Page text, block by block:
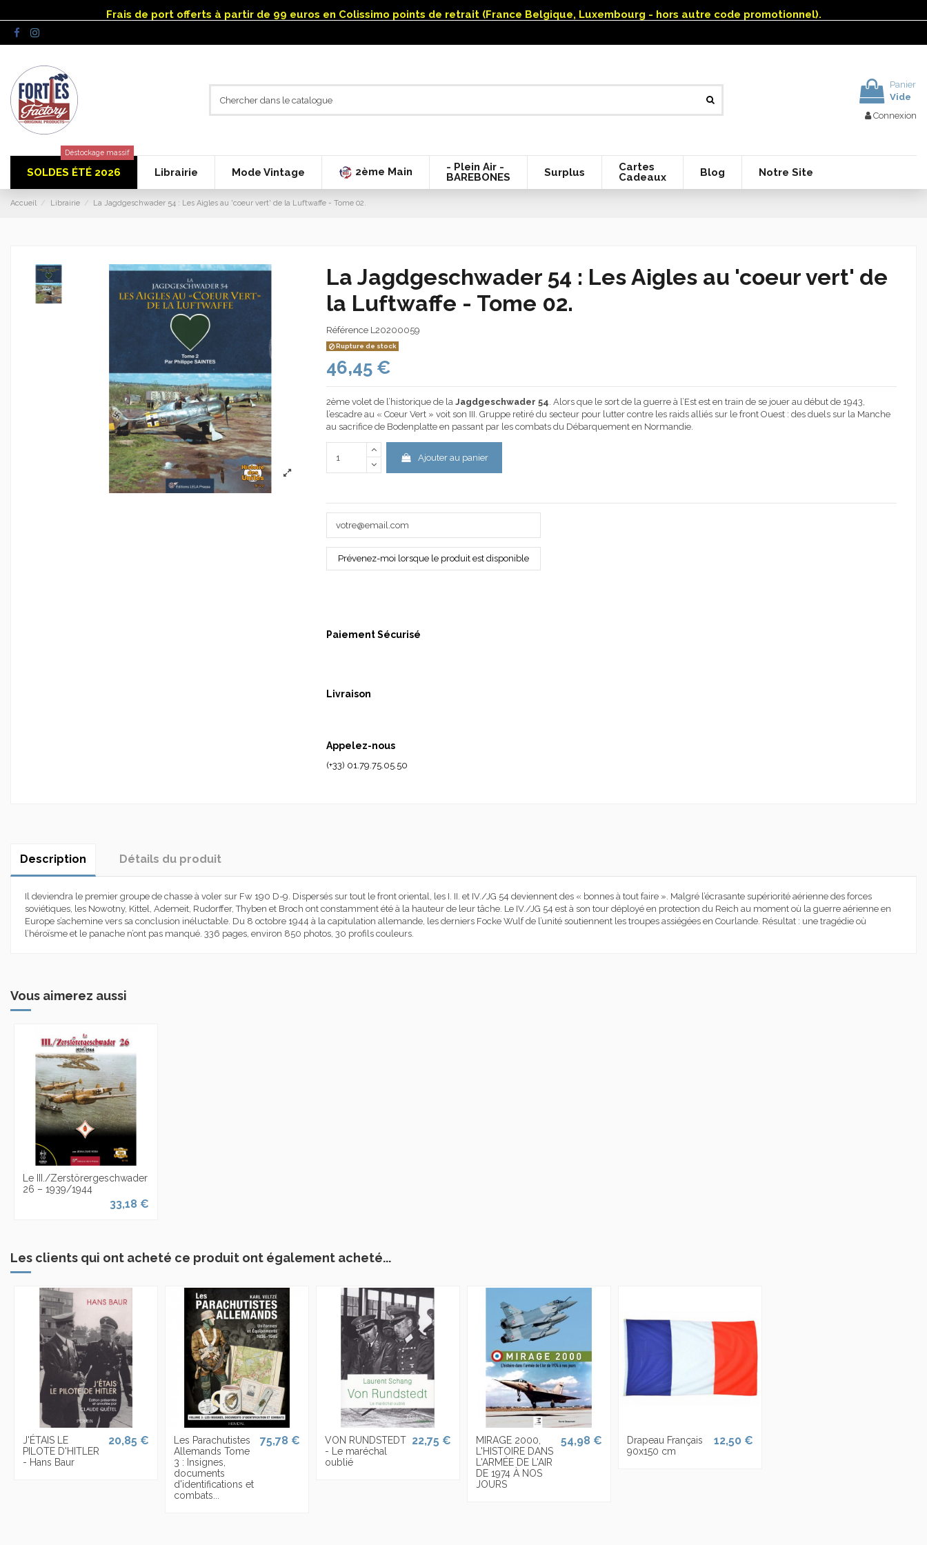
Frais de port offerts à partir de 99 euros en Colissimo points de retrait (France Belgique, Luxembourg - hors autre code promotionnel).
Panier
Vide
Connexion
SOLDES ÉTÉ 2026
Déstockage massif
Librairie Mode Vintage 2ème Main
- Plein Air -
BAREBONES
Surplus
Cartes
Cadeaux
Blog Notre Site
Accueil Librairie La Jagdgeschwader 54 : Les Aigles au 'coeur vert' de la Luftwaffe - Tome 02.
La Jagdgeschwader 54 : Les Aigles au 'coeur vert' de
la Luftwaffe - Tome 02.
Référence L20200059
Rupture de stock
46,45 €
2ème volet de l’historique de la Jagdgeschwader 54 . Alors que le sort de la guerre à l’Est est en train de se jouer au début de 1943,
l’escadre au « Cœur Vert » voit son III. Gruppe retiré du secteur pour lutter contre les raids alliés sur le front Ouest : des duels sur la Manche
au sacrifice de Bodenplatte en passant par les combats du Débarquement en Normandie.
Ajouter au panier
Paiement Sécurisé
Livraison
Appelez-nous
(+33) 01.79.75.05.50
Description Détails du produit
Il deviendra le premier groupe de chasse à voler sur Fw 190 D-9. Dispersés sur tout le front oriental, les I. II. et IV./JG 54 deviennent des « bonnes à tout faire ». Malgré l’écrasante supériorité aérienne des forces
soviétiques, les Nowotny, Kittel, Ademeit, Rudorffer, Thyben et Broch ont constamment été à la hauteur de leur tâche. Le IV./JG 54 est à son tour déployé en protection du Reich au moment où la guerre aérienne en
Europe s’achemine vers sa conclusion inéluctable. Du 8 octobre 1944 à la capitulation allemande, les derniers Focke Wulf de l’unité soutiennent les troupes assiégées en Courlande. Résultat : une tragédie où
l’héroïsme et le panache n’ont pas manqué. 336 pages, environ 850 photos, 30 profils couleurs.
Vous aimerez aussi
Le III./Zerstörergeschwader
26 – 1939/1944
33,18 €
Les clients qui ont acheté ce produit ont également acheté...
J'ÉTAIS LE
PILOTE D'HITLER
- Hans Baur
20,85 €
Les Parachutistes
Allemands Tome
3 : Insignes,
documents
d'identifications et
combats...
75,78 €
VON RUNDSTEDT
- Le maréchal
oublié
22,75 €
MIRAGE 2000,
L'HISTOIRE DANS
L'ARMÉE DE L'AIR
DE 1974 À NOS
JOURS
54,98 €
Drapeau Français
90x150 cm
12,50 €